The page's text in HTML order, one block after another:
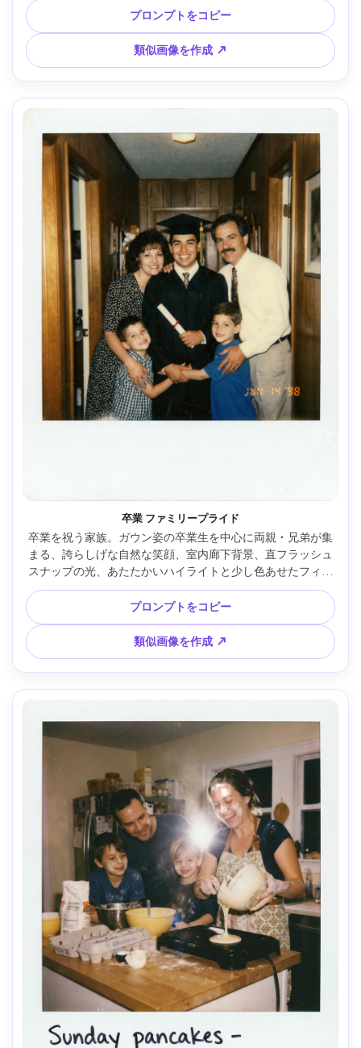
アル、Canon R6・50mm・インティメイトフレーム --ar 4:5
プロンプトをコピー
類似画像を作成 ↗
卒業 ファミリープライド
卒業を祝う家族。ガウン姿の卒業生を中心に両親・兄弟が集
まる、誇らしげな自然な笑顔、室内廊下背景、直フラッシュ
スナップの光、あたたかいハイライトと少し色あせたフィル
ムグレイン、細かい傷、白枠＆淡い日付スタンプ、リアル質
感、Sony A7R IV・35mmレンズ --ar 4:5
プロンプトをコピー
類似画像を作成 ↗